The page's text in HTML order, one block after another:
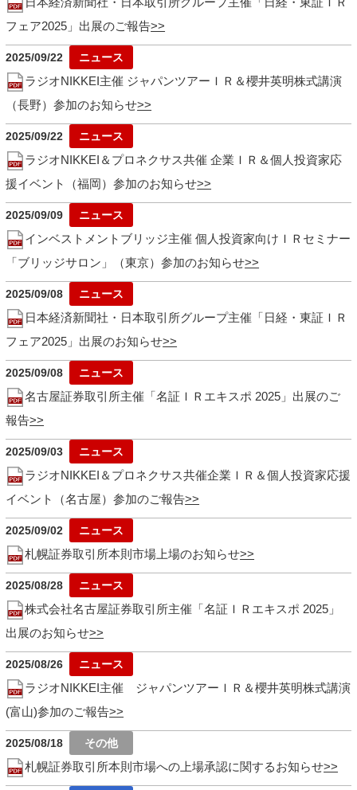
フェア2025」出展のご報告
2025/09/22
ラジオNIKKEI主催 ジャパンツアーＩＲ＆櫻井英明株式講演
（長野）参加のお知らせ
2025/09/22
ラジオNIKKEI＆プロネクサス共催 企業ＩＲ＆個人投資家応
援イベント（福岡）参加のお知らせ
2025/09/09
インベストメントブリッジ主催 個人投資家向けＩＲセミナー
「ブリッジサロン」（東京）参加のお知らせ
2025/09/08
日本経済新聞社・日本取引所グループ主催「日経・東証ＩＲ
フェア2025」出展のお知らせ
2025/09/08
名古屋証券取引所主催「名証ＩＲエキスポ 2025」出展のご
報告
2025/09/03
ラジオNIKKEI＆プロネクサス共催企業ＩＲ＆個人投資家応援
イベント（名古屋）参加のご報告
2025/09/02
札幌証券取引所本則市場上場のお知らせ
2025/08/28
株式会社名古屋証券取引所主催「名証ＩＲエキスポ 2025」
出展のお知らせ
2025/08/26
ラジオNIKKEI主催 ジャパンツアーＩＲ＆櫻井英明株式講演
(富山)参加のご報告
2025/08/18
札幌証券取引所本則市場への上場承認に関するお知らせ